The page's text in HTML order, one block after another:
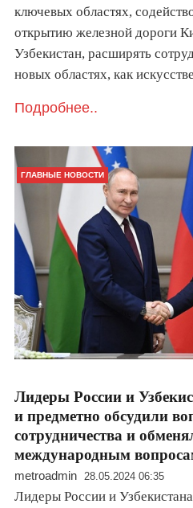
ключевых областях,
открытию железной дороги
Узбекистан, расширять
новых областях, как
Подробнее..
ГЛАВНЫЕ НОВОСТИ
Лидеры России и
и предметно обсудили
сотрудничества и
международным
metroadmin 28.05.2024 06:35
Лидеры России и